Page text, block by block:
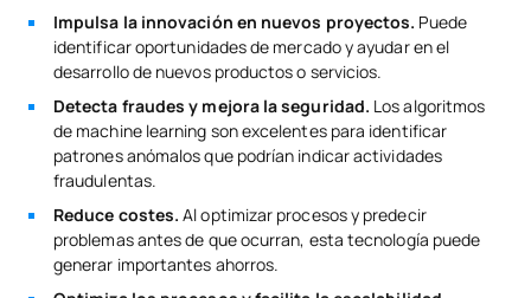
Impulsa la innovación en nuevos proyectos. Puede
identificar oportunidades de mercado y ayudar en el
desarrollo de nuevos productos o servicios.
Detecta fraudes y mejora la seguridad. Los algoritmos
de machine learning son excelentes para identificar
patrones anómalos que podrían indicar actividades
fraudulentas.
Reduce costes.Al optimizar procesos y predecir
problemas antes de que ocurran, esta tecnología puede
generar importantes ahorros.